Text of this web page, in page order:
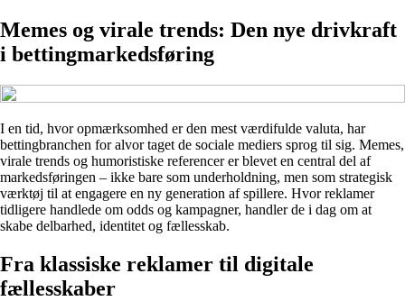
Memes og virale trends: Den nye drivkraft
i bettingmarkedsføring
I en tid, hvor opmærksomhed er den mest værdifulde valuta, har
bettingbranchen for alvor taget de sociale mediers sprog til sig. Memes,
virale trends og humoristiske referencer er blevet en central del af
markedsføringen – ikke bare som underholdning, men som strategisk
værktøj til at engagere en ny generation af spillere. Hvor reklamer
tidligere handlede om odds og kampagner, handler de i dag om at
skabe delbarhed, identitet og fællesskab.
Fra klassiske reklamer til digitale
fællesskaber